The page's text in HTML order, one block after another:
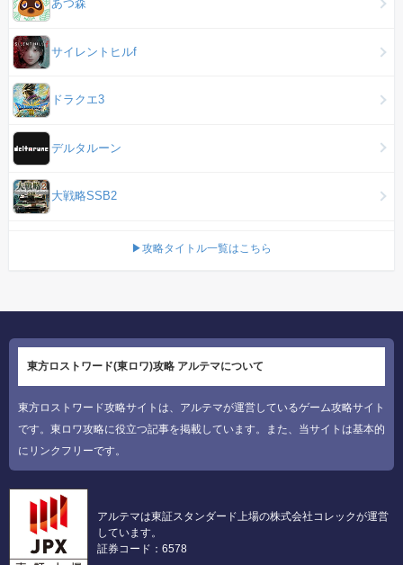
あつ森
サイレントヒルf
ドラクエ3
デルタルーン
大戦略SSB2
▶攻略タイトル一覧はこちら
東方ロストワード(東ロワ)攻略 アルテマについて
東方ロストワード攻略サイトは、アルテマが運営しているゲーム攻略サイト
です。東ロワ攻略に役立つ記事を掲載しています。また、当サイトは基本的
にリンクフリーです。
アルテマは東証スタンダード上場の株式会社コレックが運営
しています。
証券コード：6578